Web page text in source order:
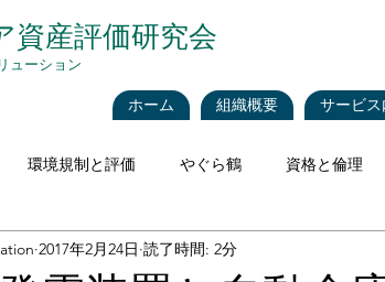
資産評価研究会
ューション
ホーム 組織概要 サービス
環境規制と評価 やぐら鶴 資格と倫理
評価理論 税法と評価
2017年2月24日 読了時間: 2分